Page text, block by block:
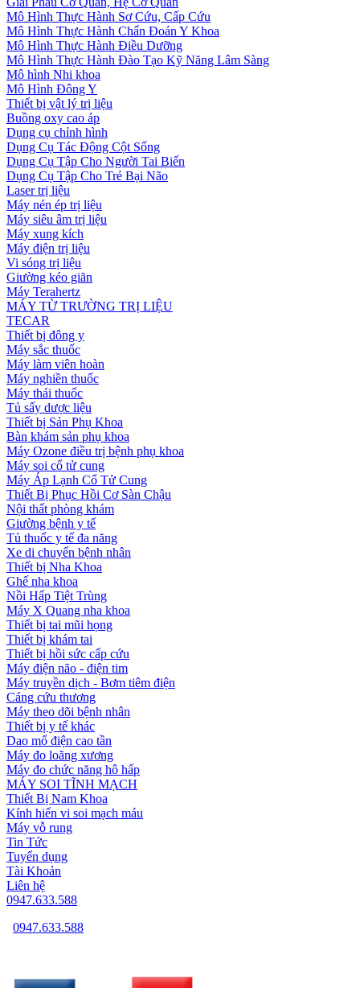
Mô Hình Thực Hành Sơ Cứu, Cấp Cứu
Mô Hình Thực Hành Chẩn Đoán Y Khoa
Mô Hình Thực Hành Điều Dưỡng
Mô Hình Thực Hành Đào Tạo Kỹ Năng Lâm Sàng
Mô hình Nhi khoa
Mô Hình Đông Y
Thiết bị vật lý trị liệu
Buồng oxy cao áp
Dụng cụ chỉnh hình
Dụng Cụ Tác Động Cột Sống
Dụng Cụ Tập Cho Người Tai Biến
Dụng Cụ Tập Cho Trẻ Bại Não
Laser trị liệu
Máy nén ép trị liệu
Máy siêu âm trị liệu
Máy xung kích
Máy điện trị liệu
Vi sóng trị liệu
Giường kéo giãn
Máy Terahertz
MÁY TỪ TRƯỜNG TRỊ LIỆU
TECAR
Thiết bị đông y
Máy sắc thuốc
Máy làm viên hoàn
Máy nghiền thuốc
Máy thái thuốc
Tủ sấy dược liệu
Thiết bị Sản Phụ Khoa
Bàn khám sản phụ khoa
Máy Ozone điều trị bệnh phụ khoa
Máy soi cổ tử cung
Máy Áp Lạnh Cổ Tử Cung
Thiết Bị Phục Hồi Cơ Sàn Chậu
Nội thất phòng khám
Giường bệnh y tế
Tủ thuốc y tế đa năng
Xe di chuyển bệnh nhân
Thiết bị Nha Khoa
Ghế nha khoa
Nồi Hấp Tiệt Trùng
Máy X Quang nha khoa
Thiết bị tai mũi họng
Thiết bị khám tai
Thiết bị hồi sức cấp cứu
Máy điện não - điện tim
Máy truyền dịch - Bơm tiêm điện
Cáng cứu thương
Máy theo dõi bệnh nhân
Thiết bị y tế khác
Dao mổ điện cao tần
Máy đo loãng xương
Máy đo chức năng hô hấp
MÁY SOI TĨNH MẠCH
Thiết Bị Nam Khoa
Kính hiển vi soi mạch máu
Máy vỗ rung
Tin Tức
Tuyển dụng
Tài Khoản
Liên hệ
0947.633.588
0947.633.588